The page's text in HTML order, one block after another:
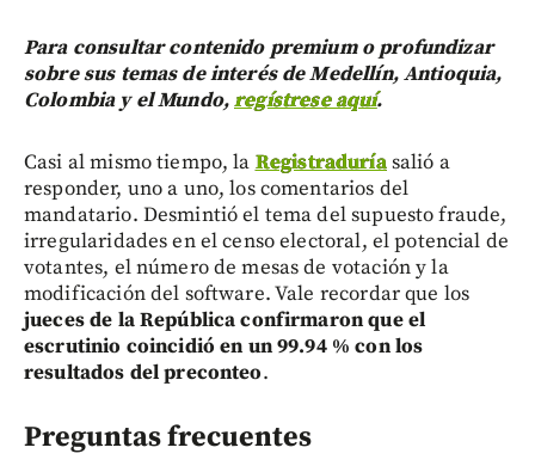
Para consultar contenido premium o profundizar
sobre sus temas de interés de Medellín, Antioquia,
Colombia y el Mundo,regístrese aquí.
Casi al mismo tiempo, la Registraduríasalió a
responder, uno a uno, los comentarios del
mandatario. Desmintió el tema del supuesto fraude,
irregularidades en el censo electoral, el potencial de
votantes, el número de mesas de votación y la
modificación del software. Vale recordar que los
jueces de la República confirmaron que el
escrutinio coincidió en un 99.94 % con los
resultados del preconteo.
Preguntas frecuentes